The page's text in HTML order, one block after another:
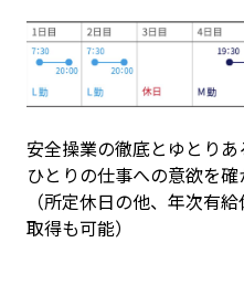
安全操業の徹底とゆとり
ひとりの仕事への意欲を確
（所定休日の他、年次有
取得も可能）